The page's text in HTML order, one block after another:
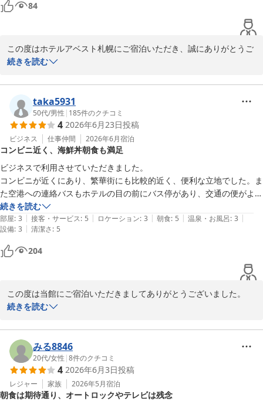
2026-07-19
84
この度はホテルアベスト札幌にご宿泊いただき、誠にありがとうご
ざいました。
ご家族皆様で快適にお過ごしいただけたご様子を伺い、大変嬉しく
存じます。客室の広さやバス・トイレが別の造り、襖でお部屋を仕
切れる点がお役に立てたようで何よりでございます。
これからもご家族連れのお客様にも安心して快適にお過ごしいただ
けるホテルを目指し、より良いサービスの提供に努めてまいりま
す。
また札幌へお越しの際は、ぜひホテルアベスト札幌をご利用くださ
いませ。スタッフ一同、心よりお待ちしております。
ホテルアベスト札幌　小川
ホテルアベスト札幌
続きを読む
taka5931
50代/男性 | 185件のクチコミ
4 2026年6月23日投稿
ビジネス 仕事仲間 2026年6月宿泊
コンビニ近く、海鮮丼朝食も満足
ビジネスで利用させていただきました。
コンビニが近くにあり、繁華街にも比較的近く、便利な立地でした。ま
た空港への連絡バスもホテルの目の前にバス停があり、交通の便がよい
場所でした。
朝食は海鮮丼を、お腹いっぱい食べられて満足しました。
また利用させていただきたいと思います。
続きを読む
部屋: 3 | 接客・サービス: 5 | ロケーション: 3 | 朝食: 5 | 温泉・お風呂: 3 |
設備: 3 | 清潔さ: 5
204
この度は当館にご宿泊いただきましてありがとうございました。
また当館の立地および会食についてご満足いただけましたご様子で
札幌にお越しの際はまたぜひ当館をご利用くださいませ。
お待ちしております。
ホテルアベスト札幌
ホテルアベスト札幌
2026-06-24
続きを読む
みる8846
20代/女性 |8件のクチコミ
4 2026年6月3日投稿
レジャー 家族 2026年5月宿泊
朝食は期待通り、オートロックやテレビは残念